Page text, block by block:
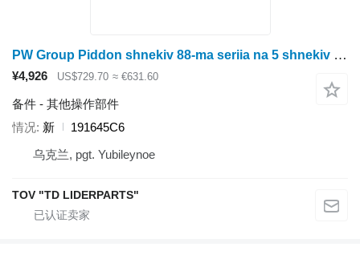
PW Group Piddon shnekiv 88-ma seriia na 5 shnekiv , 191645C5 191645C6
¥4,926 US$729.70 ≈ €631.60
备件 - 其他操作部件
情况 新
191645C6
乌克兰, pgt. Yubileynoe
TOV "TD LIDERPARTS"